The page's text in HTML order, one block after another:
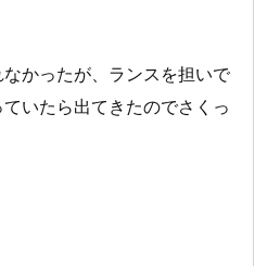
かったが、ランスを担いで
いたら出てきたのでさくっ